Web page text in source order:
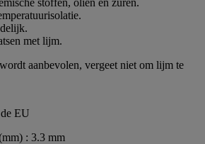
met lijm.
aanbevolen, vergeet niet om lijm te
EU
: 3.3 mm